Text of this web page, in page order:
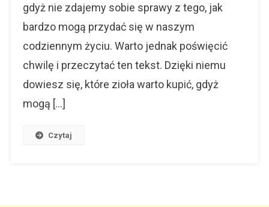
Zioła
gdyż nie zdajemy sobie sprawy z tego, jak
bardzo mogą przydać się w naszym
codziennym życiu. Warto jednak poświęcić
chwilę i przeczytać ten tekst. Dzięki niemu
dowiesz się, które zioła warto kupić, gdyż
mogą […]
Czytaj